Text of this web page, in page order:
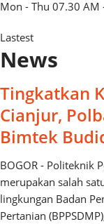
Mon - Thu 07.30
Lastest
News
Tingkatkan
Cianjur,
Bimtek
BOGOR - Politeknik
merupakan salah
lingkungan Badan
Pertanian